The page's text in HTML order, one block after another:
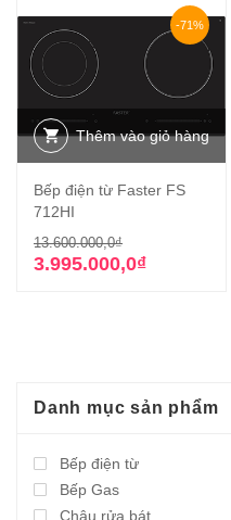
-71%
Thêm vào giỏ hàng
Bếp điện từ Faster FS
712HI
13.600.000,0₫Giá
gốc
3.995.000,0₫
Giá
hiện
Danh mục sản phẩm
Bếp điện từ
Bếp Gas
Chậu rửa bát